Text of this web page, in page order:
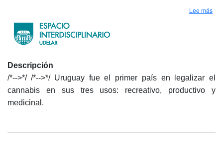
Lee más
Descripción
/*-->*/ /*-->*/ Uruguay fue el primer país en legalizar el
cannabis en sus tres usos: recreativo, productivo y
medicinal.